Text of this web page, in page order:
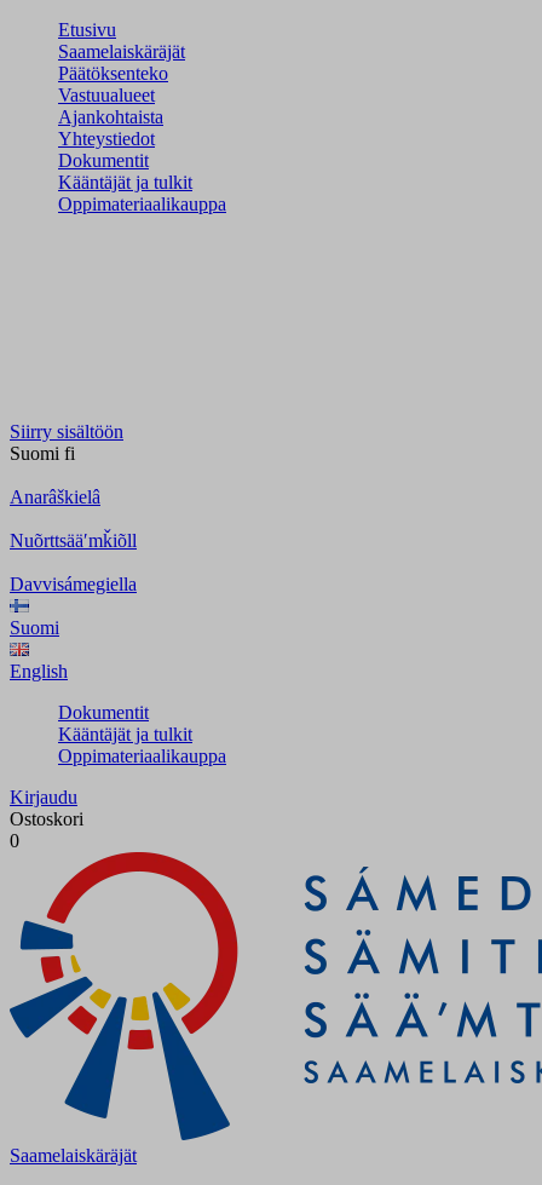
Etusivu
Saamelaiskäräjät
Päätöksenteko
Vastuualueet
Ajankohtaista
Yhteystiedot
Dokumentit
Kääntäjät ja tulkit
Oppimateriaalikauppa
Siirry sisältöön
Suomi fi
Anarâškielâ
Nuõrttsääʹmǩiõll
Davvisámegiella
Suomi
English
Dokumentit
Kääntäjät ja tulkit
Oppimateriaalikauppa
Kirjaudu
Ostoskori
0
Saamelaiskäräjät